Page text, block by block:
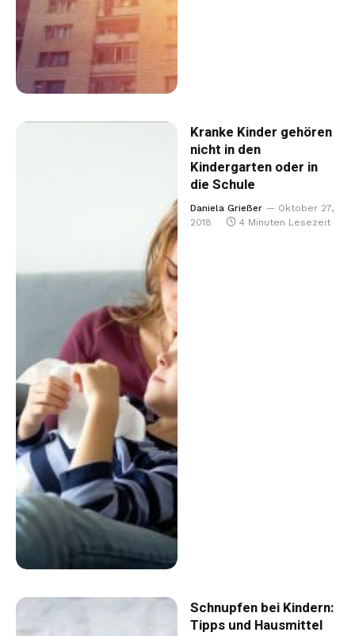
Kranke Kinder gehören
nicht in den
Kindergarten oder in
die Schule
Daniela Grießer
Oktober 27,
2018
4 Minuten Lesezeit
Schnupfen bei Kindern:
Tipps und Hausmittel